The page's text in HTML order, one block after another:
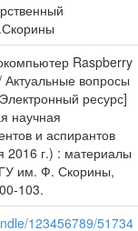
Raspberry
вопросы
ресурс]
научная
и аспирантов
2016 г.) : материалы
им. Ф. Скорины,
103.
123456789/51734